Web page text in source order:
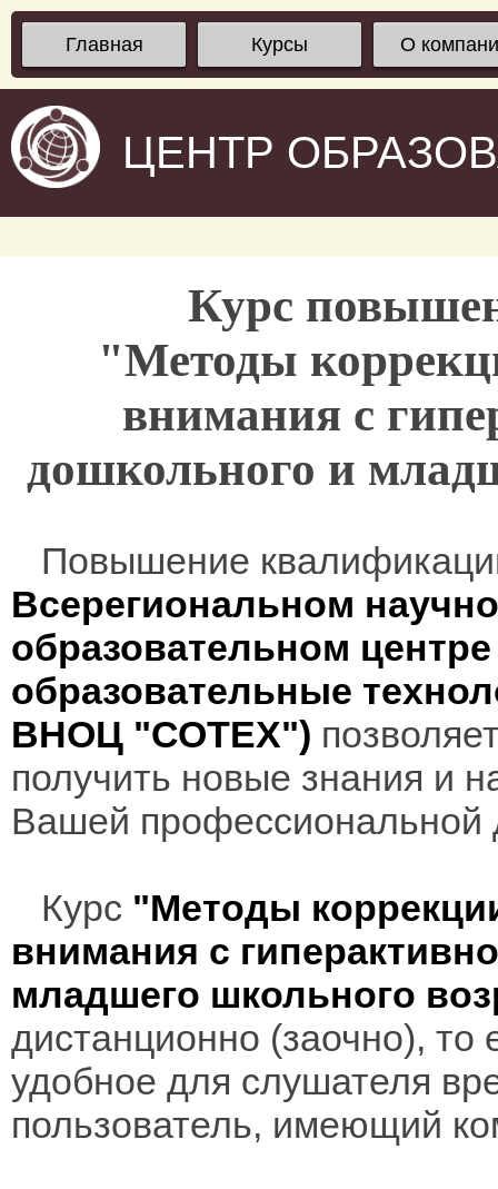
Главная Курсы О
ЦЕНТР
Курс
"Методы
внимания с
дошкольного и
Повышение
Всерегиональном
образовательном
образовательные
ВНОЦ "СОТЕХ")
получить новые знания и
Вашей профессиональной
Курс "Методы
внимания с
младшего школьного
дистанционно (заочно), то
удобное для слушателя
пользователь, имеющий